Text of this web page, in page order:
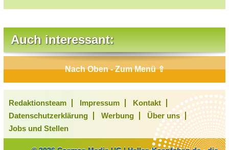
Auch interessant:
Nach Oben - Zum Menü ⇧
Redaktionsteam Impressum
Kontakt
Datenschutzerklärung
Werbung
Über uns
Jobs und Stellen